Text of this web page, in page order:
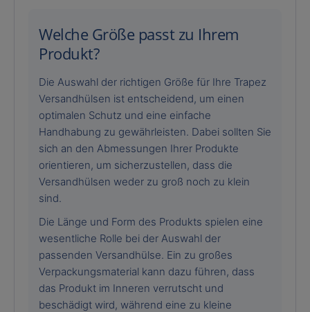
Welche Größe passt zu Ihrem
Produkt?
Die Auswahl der richtigen Größe für Ihre Trapez
Versandhülsen ist entscheidend, um einen
optimalen Schutz und eine einfache
Handhabung zu gewährleisten. Dabei sollten Sie
sich an den Abmessungen Ihrer Produkte
orientieren, um sicherzustellen, dass die
Versandhülsen weder zu groß noch zu klein
sind.
Die Länge und Form des Produkts spielen eine
wesentliche Rolle bei der Auswahl der
passenden Versandhülse. Ein zu großes
Verpackungsmaterial kann dazu führen, dass
das Produkt im Inneren verrutscht und
beschädigt wird, während eine zu kleine